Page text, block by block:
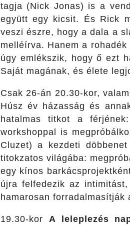
tagja (Nick Jonas) is a
együtt egy kicsit. És Rick
veszi észre, hogy a dala a
melléírva. Hanem a
úgy emlékszik, hogy ő ezt
Saját magának, és élete
Csak 26-án 20.30-kor,
Húsz év házasság és
hatalmas titkot a
workshoppal is
Cluzet) a kezdeti
titokzatos világába:
egy kínos
újra felfedezik az
hamarosan forradalmasítják
19.30-kor A leleplezés